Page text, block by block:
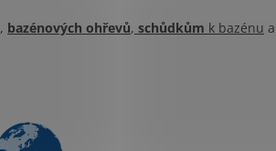
, bazénových ohřevů, schůdkům k bazénu a